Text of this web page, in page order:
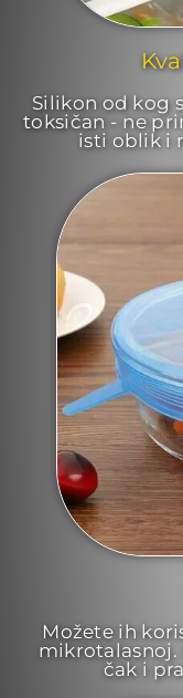
Silikon od kog
toksičan - ne
isti oblik i
Možete ih
mikrotalasnoj.
čak i